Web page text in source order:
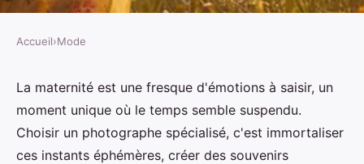
Capturer la magie de la
maternité avec un photographe
grossesse
Accueil›Mode
La maternité est une fresque d'émotions à saisir, un
moment unique où le temps semble suspendu.
Choisir un photographe spécialisé, c'est immortaliser
ces instants éphémères, créer des souvenirs